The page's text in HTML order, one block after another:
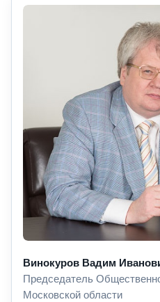
Винокуров Вадим
Председатель
Московской области